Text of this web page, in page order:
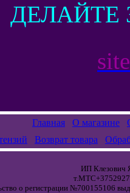
ДЕЛАЙТЕ
Главная О магазине
Возврат товара
ИП Клезович
о регистрации №700155106